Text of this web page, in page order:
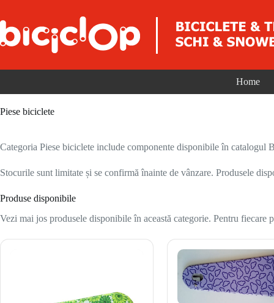
Home
Piese biciclete
Categoria Piese biciclete include componente disponibile în
Stocurile sunt limitate și se confirmă înainte de vânzare. Produsele
Produse disponibile
Vezi mai jos produsele disponibile în această categorie. Pentru